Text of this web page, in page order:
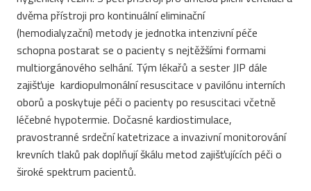
dvěma přístroji pro kontinuální eliminační
(hemodialyzační) metody je jednotka intenzivní péče
schopna postarat se o pacienty s nejtěžšími formami
multiorgánového selhání. Tým lékařů a sester JIP dále
zajišťuje kardiopulmonální resuscitace v pavilónu interních
oborů a poskytuje péči o pacienty po resuscitaci včetně
léčebné hypotermie. Dočasné kardiostimulace,
pravostranné srdeční katetrizace a invazivní monitorování
krevních tlaků pak doplňují škálu metod zajišťujících péči o
široké spektrum pacientů.